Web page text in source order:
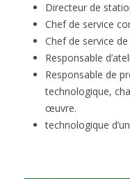
Directeur de
Chef de service
Chef de service
Responsable
Responsable de
technologique,
œuvre.
technologique